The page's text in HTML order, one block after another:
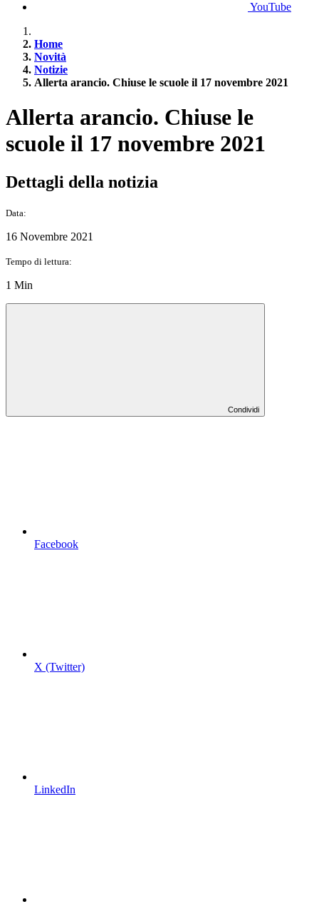
YouTube
Home
Novità
Notizie
Allerta arancio. Chiuse le scuole il 17 novembre 2021
Allerta arancio. Chiuse le
scuole il 17 novembre 2021
Dettagli della notizia
Data:
16 Novembre 2021
Tempo di lettura:
1 Min
Condividi
Facebook
X (Twitter)
LinkedIn